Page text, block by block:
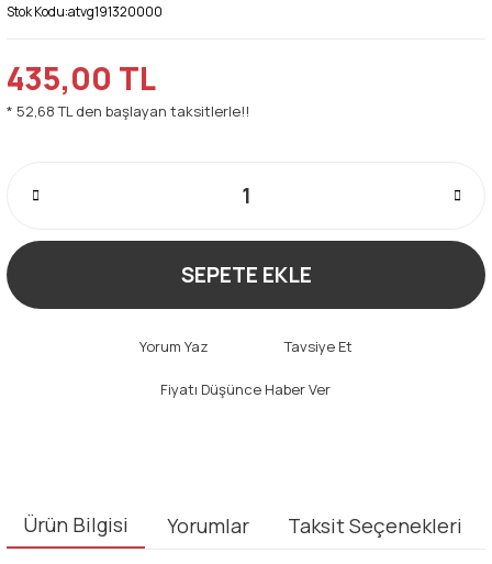
Stok Kodu:atvg191320000
435,00 TL
* 52,68 TL den başlayan taksitlerle!!
SEPETE EKLE
Yorum Yaz Tavsiye Et
Fiyatı Düşünce Haber Ver
Ürün Bilgisi Yorumlar Taksit Seçenekleri